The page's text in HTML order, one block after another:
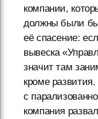
компании,
должны были
её спасение:
вывеска
значит там
кроме
с
компания